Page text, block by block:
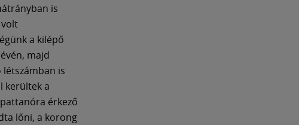
is
a kilépő
majd
létszámban is
kerültek a
érkező
lőni, a korong